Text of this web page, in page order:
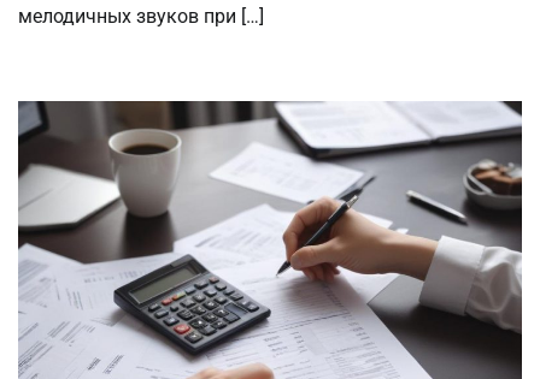
мелодичных звуков при […]